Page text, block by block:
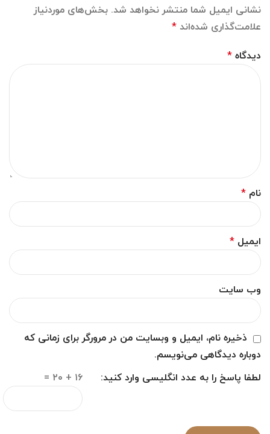
نشانی ایمیل شما منتشر نخواهد شد. بخش‌های موردنیاز
علامت‌گذاری شده‌اند *
دیدگاه*
نام *
ایمیل *
وب‌ سایت
ذخیره نام، ایمیل و وبسایت من در مرورگر برای زمانی که
دوباره دیدگاهی می‌نویسم.
لطفا پاسخ را به عدد انگلیسی وارد کنید:
۱۶ + ۲۰ =